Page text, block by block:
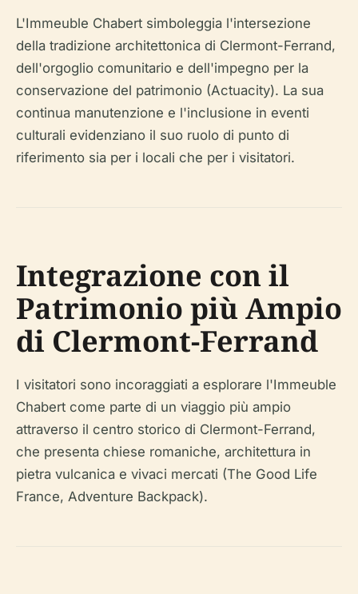
L'Immeuble Chabert simboleggia l'intersezione
della tradizione architettonica di Clermont-Ferrand,
dell'orgoglio comunitario e dell'impegno per la
conservazione del patrimonio (Actuacity). La sua
continua manutenzione e l'inclusione in eventi
culturali evidenziano il suo ruolo di punto di
riferimento sia per i locali che per i visitatori.
Integrazione con il
Patrimonio più Ampio
di Clermont-Ferrand
I visitatori sono incoraggiati a esplorare l'Immeuble
Chabert come parte di un viaggio più ampio
attraverso il centro storico di Clermont-Ferrand,
che presenta chiese romaniche, architettura in
pietra vulcanica e vivaci mercati (The Good Life
France, Adventure Backpack).